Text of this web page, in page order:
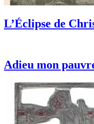
L’Éclipse de
Adieu mon